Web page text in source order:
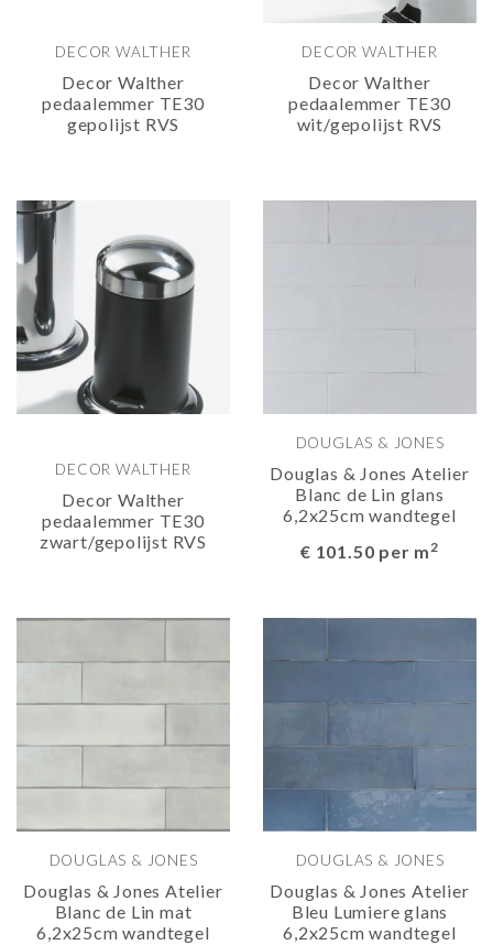
DECOR WALTHER
Decor Walther
pedaalemmer TE30
gepolijst RVS
DECOR WALTHER
Decor Walther
pedaalemmer TE30
wit/gepolijst RVS
DECOR WALTHER
Decor Walther
pedaalemmer TE30
zwart/gepolijst RVS
DOUGLAS & JONES
Douglas & Jones Atelier
Blanc de Lin glans
6,2x25cm wandtegel
€ 101.50 per m2
DOUGLAS & JONES
Douglas & Jones Atelier
Blanc de Lin mat
6,2x25cm wandtegel
DOUGLAS & JONES
Douglas & Jones Atelier
Bleu Lumiere glans
6,2x25cm wandtegel